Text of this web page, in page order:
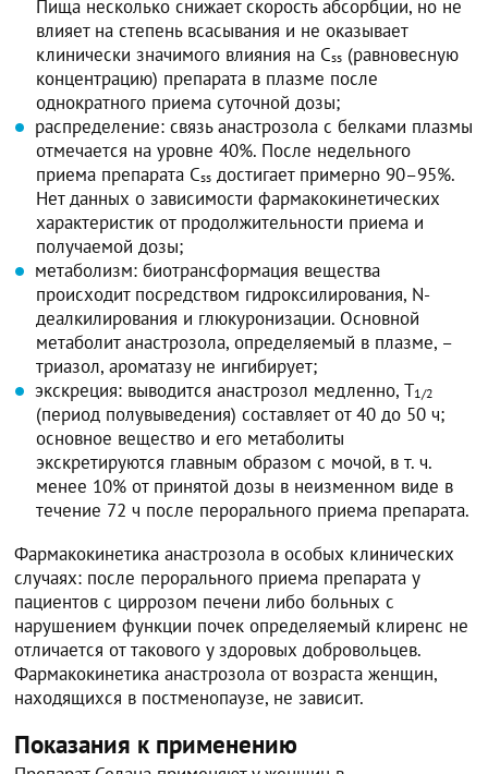
Пища несколько снижает скорость абсорбции, но не
влияет на степень всасывания и не оказывает
клинически значимого влияния на Css (равновесную
концентрацию) препарата в плазме после
однократного приема суточной дозы;
распределение: связь анастрозола с белками плазмы
отмечается на уровне 40%. После недельного
приема препарата Css достигает примерно 90–95%.
Нет данных о зависимости фармакокинетических
характеристик от продолжительности приема и
получаемой дозы;
метаболизм: биотрансформация вещества
происходит посредством гидроксилирования, N-
деалкилирования и глюкуронизации. Основной
метаболит анастрозола, определяемый в плазме, –
триазол, ароматазу не ингибирует;
экскреция: выводится анастрозол медленно, T1/2
(период полувыведения) составляет от 40 до 50 ч;
основное вещество и его метаболиты
экскретируются главным образом с мочой, в т. ч.
менее 10% от принятой дозы в неизменном виде в
течение 72 ч после перорального приема препарата.
Фармакокинетика анастрозола в особых клинических
случаях: после перорального приема препарата у
пациентов с циррозом печени либо больных с
нарушением функции почек определяемый клиренс не
отличается от такового у здоровых добровольцев.
Фармакокинетика анастрозола от возраста женщин,
находящихся в постменопаузе, не зависит.
Показания к применению